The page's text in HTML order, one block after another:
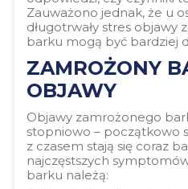
Zauważono jednak, że u
długotrwały stres objawy
barku mogą być bardziej
ZAMROŻONY
OBJAWY
Objawy zamrożonego
stopniowo – początkowo
z czasem stają się coraz
najczęstszych
barku należą: